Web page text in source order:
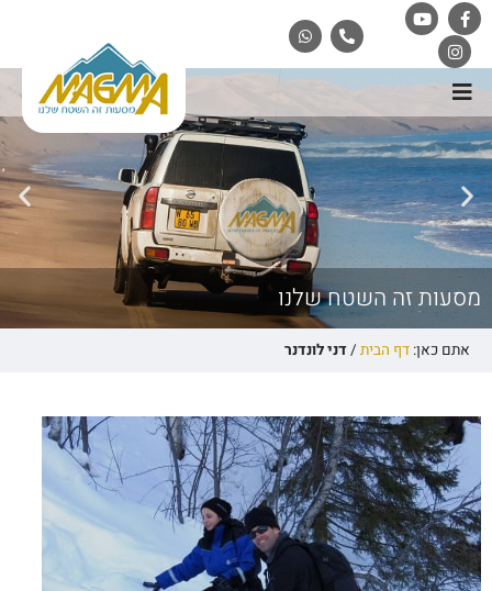
מסעות זה השטח שלנו
אתם כאן: דף הבית /דני לונדנר